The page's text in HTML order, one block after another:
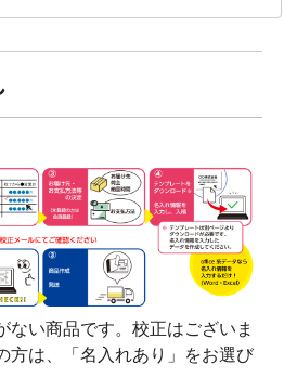
い商品です。校正はございま
方は、「名入れあり」をお選び